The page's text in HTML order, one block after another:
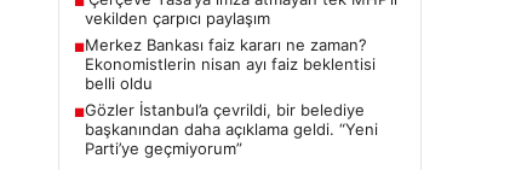
vekilden çarpıcı paylaşım
■Merkez Bankası faiz kararı ne zaman?
Ekonomistlerin nisan ayı faiz beklentisi
belli oldu
■Gözler İstanbul’a çevrildi, bir belediye
başkanından daha açıklama geldi. “Yeni
Parti’ye geçmiyorum”